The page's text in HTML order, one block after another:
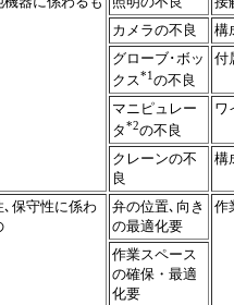
カメラの不良
構
グローブ･ボッ
クス*1の不良
付
マニピュレー
タ*2の不良
ワ
クレーンの不
良
構
､保守性に係わ
弁の位置､向き
の最適化要
作
作業スペース
の確保・最適
化要